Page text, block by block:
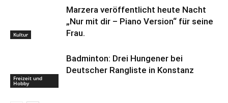
Kultur
Marzera veröffentlicht heute Nacht
„Nur mit dir – Piano Version“ für seine
Frau.
Freizeit und
Hobby
Badminton: Drei Hungener bei
Deutscher Rangliste in Konstanz